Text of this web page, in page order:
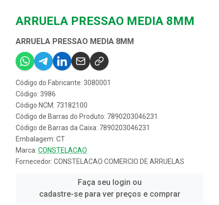
ARRUELA PRESSAO MEDIA 8MM
ARRUELA PRESSAO MEDIA 8MM
Código do Fabricante: 3080001
Código: 3986
Código NCM: 73182100
Código de Barras do Produto: 7890203046231
Código de Barras da Caixa: 7890203046231
Embalagem: CT
Marca: CONSTELACAO
Fornecedor: CONSTELACAO COMERCIO DE ARRUELAS
Faça seu login ou
cadastre-se para ver preços e comprar